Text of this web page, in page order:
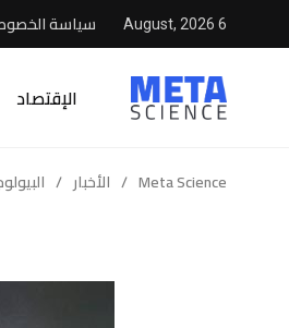
6 August, 2026 سياسة
الإقتصاد
Meta Science
/ الأخبار /